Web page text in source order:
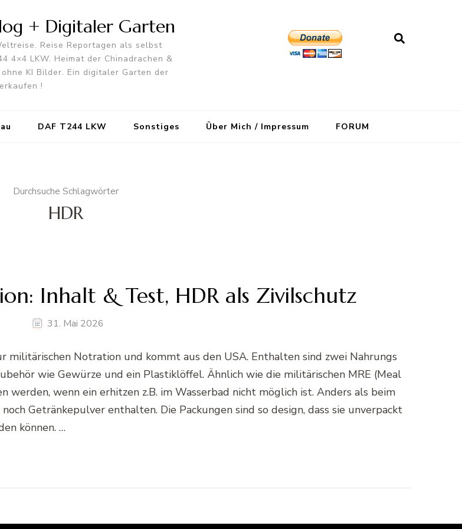
+ Digitaler Garten
Reise Reportagen als selbst
4×4 LKW. Heimat der Chinadrachen &
KI Bilder. Ein digitaler Garten der
!
DAF T244 LKW Sonstiges Über Mich / Impressum FORUM
Durchsuche Schlagwörter
HDR
Inhalt & Test, HDR als Zivilschutz
31. Mai 2026
militärischen Notration und kommt aus den USA. Enthalten sind zwei Nahrungs
wie Gewürze und ein Plastiklöffel. Ähnlich wie die militärischen MRE (Meal
werden, wenn ein erhitzen z.B. im Wasserbad nicht möglich ist. Anders als beim
Getränkepulver enthalten. Die Packungen sind so design, dass sie unverpackt
können. …